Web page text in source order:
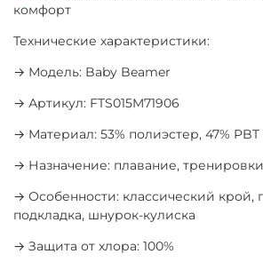
комфорт
Технические характеристики:
→ Модель: Baby Beamer
→ Артикул: FTS015M71906
→ Материал: 53% полиэстер, 47% PBT
→ Назначение: плавание,
→ Особенности: классический крой,
подкладка, шнурок-кулиска
→ Защита от хлора: 100%